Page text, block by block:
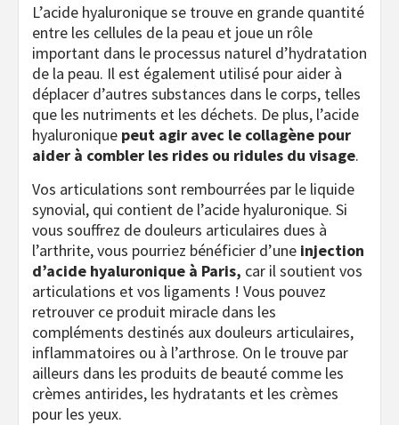
L’acide hyaluronique se trouve en grande quantité
entre les cellules de la peau et joue un rôle
important dans le processus naturel d’hydratation
de la peau. Il est également utilisé pour aider à
déplacer d’autres substances dans le corps, telles
que les nutriments et les déchets. De plus, l’acide
hyaluronique peut agir avec le collagène pour
aider à combler les rides ou ridules du visage.
Vos articulations sont rembourrées par le liquide
synovial, qui contient de l’acide hyaluronique. Si
vous souffrez de douleurs articulaires dues à
l’arthrite, vous pourriez bénéficier d’une injection
d’acide hyaluronique à Paris, car il soutient vos
articulations et vos ligaments ! Vous pouvez
retrouver ce produit miracle dans les
compléments destinés aux douleurs articulaires,
inflammatoires ou à l’arthrose. On le trouve par
ailleurs dans les produits de beauté comme les
crèmes antirides, les hydratants et les crèmes
pour les yeux.